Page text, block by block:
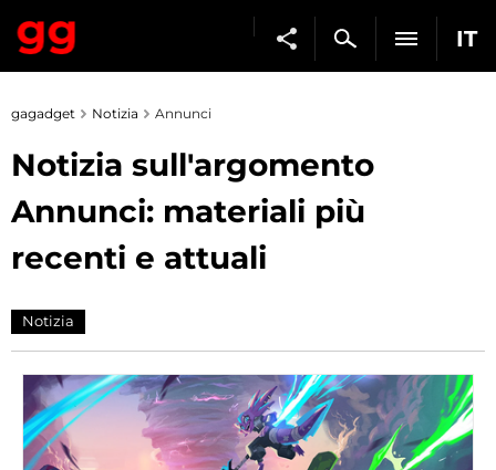
IT
gagadget Notizia Annunci
Notizia sull'argomento
Annunci: materiali più
recenti e attuali
Notizia